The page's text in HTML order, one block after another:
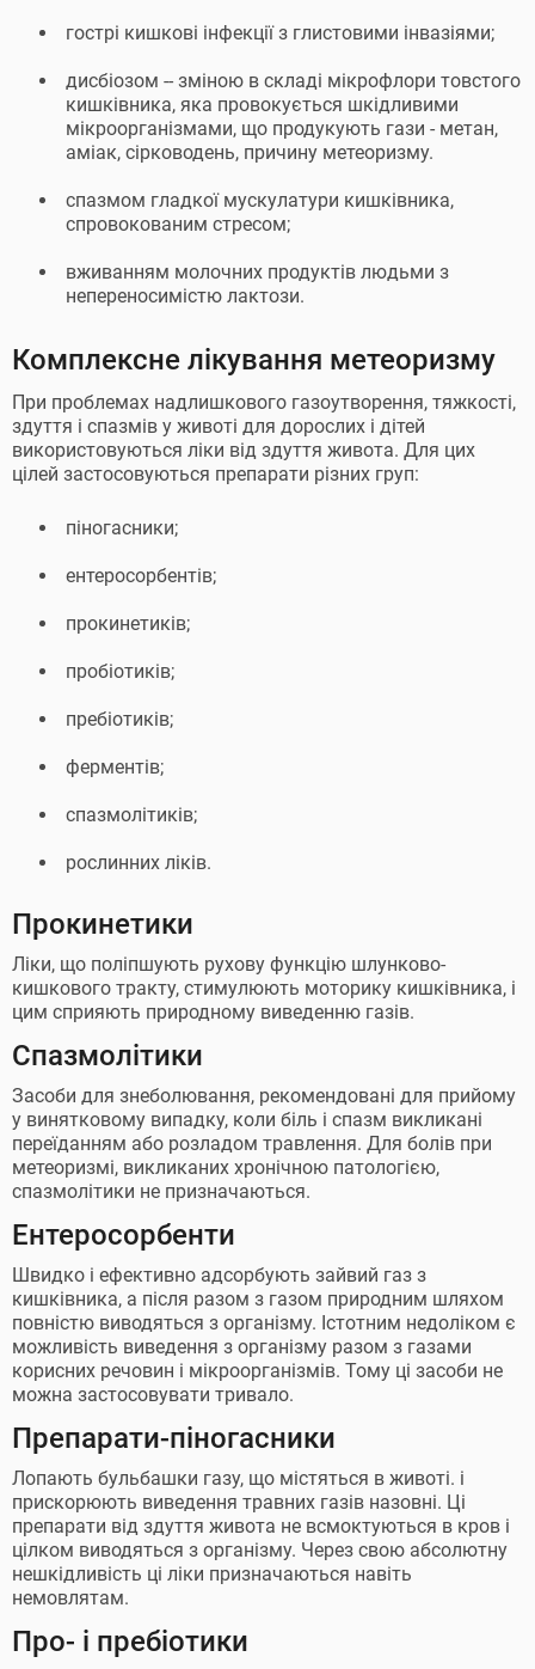
гострі кишкові інфекції з глистовими інвазіями;
дисбіозом -- зміною в складі мікрофлори товстого
кишківника, яка провокується шкідливими
мікроорганізмами, що продукують гази - метан,
аміак, сірководень, причину метеоризму.
спазмом гладкої мускулатури кишківника,
спровокованим стресом;
вживанням молочних продуктів людьми з
непереносимістю лактози.
Комплексне лікування метеоризму
При проблемах надлишкового газоутворення, тяжкості,
здуття і спазмів у животі для дорослих і дітей
використовуються ліки від здуття живота. Для цих
цілей застосовуються препарати різних груп:
піногасники;
ентеросорбентів;
прокинетиків;
пробіотиків;
пребіотиків;
ферментів;
спазмолітиків;
рослинних ліків.
Прокинетики
Ліки, що поліпшують рухову функцію шлунково-
кишкового тракту, стимулюють моторику кишківника, і
цим сприяють природному виведенню газів.
Спазмолітики
Засоби для знеболювання, рекомендовані для прийому
у винятковому випадку, коли біль і спазм викликані
переїданням або розладом травлення. Для болів при
метеоризмі, викликаних хронічною патологією,
спазмолітики не призначаються.
Ентеросорбенти
Швидко і ефективно адсорбують зайвий газ з
кишківника, а після разом з газом природним шляхом
повністю виводяться з організму. Істотним недоліком є
можливість виведення з організму разом з газами
корисних речовин і мікроорганізмів. Тому ці засоби не
можна застосовувати тривало.
Препарати-піногасники
Лопають бульбашки газу, що містяться в животі. і
прискорюють виведення травних газів назовні. Ці
препарати від здуття живота не всмоктуються в кров і
цілком виводяться з організму. Через свою абсолютну
нешкідливість ці ліки призначаються навіть
немовлятам.
Про- і пребіотики